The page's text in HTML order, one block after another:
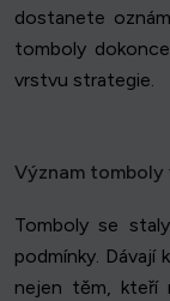
dostanete
tomboly
vrstvu strategie.
Význam
Tomboly se
podmínky. Dávají
nejen těm, kteří